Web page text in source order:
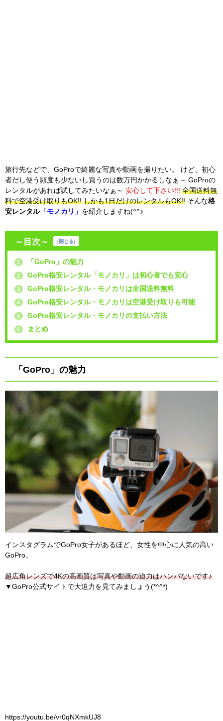
旅行先などで、GoProで綺麗な写真や動画を撮りたい。 けど、初心
者だし使う頻度も少ないし買うのは数万円かかるしなぁ～ GoProの
レンタルがあれば試してみたいなぁ～ 安心して下さい!!! 全国送料無
料で空港受け取りもOK!! しかも1日だけのレンタルもOK!! そんな格
安レンタル「モノカリ」 を紹介しますね(^^♪
～目次～ [閉じる]
1 「GoPro」の魅力
2 GoPro格安レンタル「モノカリ」は初心者でも安心
3 GoPro格安レンタル・モノカリは全国送料無料
4 GoPro格安レンタル・モノカリは空港受け取りも可能
5 GoPro格安レンタル・モノカリの支払い方法
6 まとめ
「GoPro」の魅力
インスタグラムでGoPro女子があるほど、女性を中心に人気の高い
GoPro。
超広角レンズで4Kの高画質は写真や動画の迫力はハンパないです♪
▼GoPro公式サイトで大迫力を見てみましょう(*^^*)
https://youtu.be/vr0qNXmkUJ8